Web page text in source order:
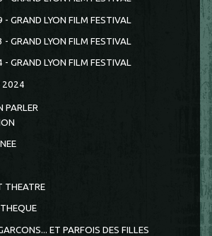
- GRAND LYON FILM FESTIVAL
- GRAND LYON FILM FESTIVAL
- GRAND LYON FILM FESTIVAL
2024
PARLER
THEATRE
ET PARFOIS DES FILLES